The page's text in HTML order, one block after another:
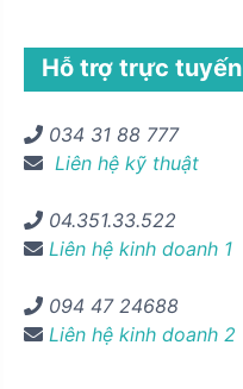
Hỗ trợ trực tuyến
034 31 88 777
Liên hệ kỹ thuật
04.351.33.522
Liên hệ kinh doanh 1
094 47 24688
Liên hệ kinh doanh 2